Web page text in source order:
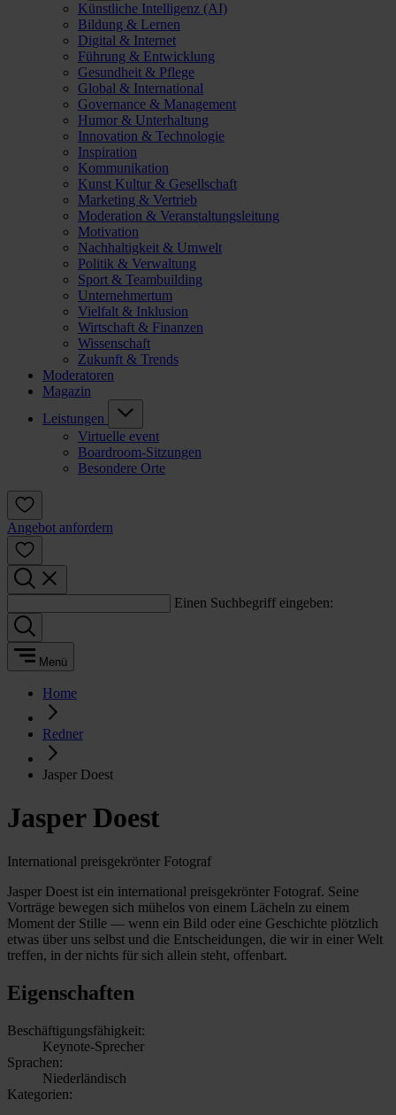
Künstliche Intelligenz (AI)
Bildung & Lernen
Digital & Internet
Führung & Entwicklung
Gesundheit & Pflege
Global & International
Governance & Management
Humor & Unterhaltung
Innovation & Technologie
Inspiration
Kommunikation
Kunst Kultur & Gesellschaft
Marketing & Vertrieb
Moderation & Veranstaltungsleitung
Motivation
Nachhaltigkeit & Umwelt
Politik & Verwaltung
Sport & Teambuilding
Unternehmertum
Vielfalt & Inklusion
Wirtschaft & Finanzen
Wissenschaft
Zukunft & Trends
Moderatoren
Magazin
Leistungen
Virtuelle event
Boardroom-Sitzungen
Besondere Orte
Angebot anfordern
Einen Suchbegriff eingeben:
Menü
Home
Redner
Jasper Doest
Jasper Doest
International preisgekrönter Fotograf
Jasper Doest ist ein international preisgekrönter Fotograf. Seine
Vorträge bewegen sich mühelos von einem Lächeln zu einem
Moment der Stille — wenn ein Bild oder eine Geschichte plötzlich
etwas über uns selbst und die Entscheidungen, die wir in einer Welt
treffen, in der nichts für sich allein steht, offenbart.
Eigenschaften
Beschäftigungsfähigkeit:
Keynote-Sprecher
Sprachen:
Niederländisch
Kategorien: